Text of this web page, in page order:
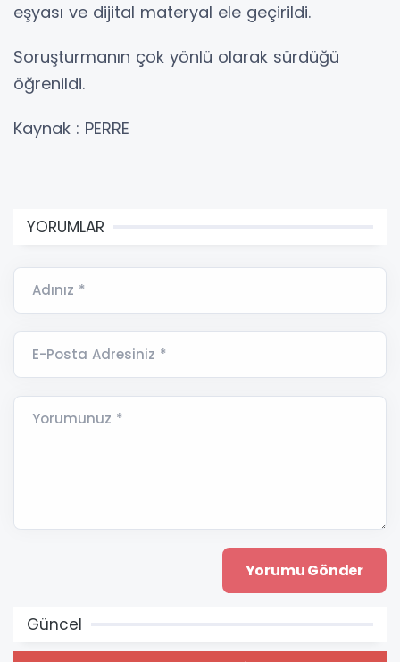
eşyası ve dijital materyal ele geçirildi.
Soruşturmanın çok yönlü olarak sürdüğü
öğrenildi.
Kaynak : PERRE
YORUMLAR
Adınız *
E-Posta Adresiniz *
Yorumunuz *
Güncel